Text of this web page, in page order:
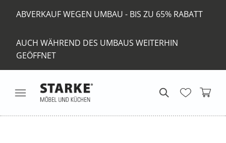
ABVERKAUF WEGEN UMBAU - BIS ZU 65% RABATT
AUCH WÄHREND DES UMBAUS WEITERHIN
GEÖFFNET